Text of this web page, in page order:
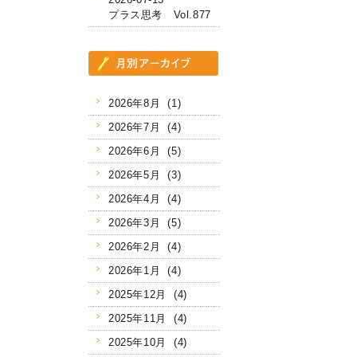
プラス思考 Vol.877
2026年8月 (1)
2026年7月 (4)
2026年6月 (5)
2026年5月 (3)
2026年4月 (4)
2026年3月 (5)
2026年2月 (4)
2026年1月 (4)
2025年12月 (4)
2025年11月 (4)
2025年10月 (4)